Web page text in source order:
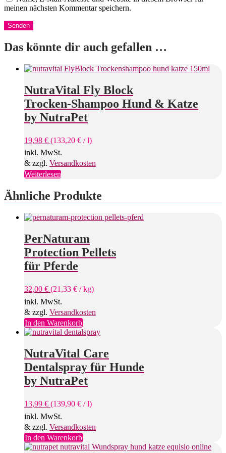
meinen nächsten Kommentar speichern.
Das könnte dir auch gefallen …
NutraVital Fly Block
Trocken-Shampoo Hund & Katze
by NutraPet
19,98 € (133,20 € /l)
inkl. MwSt.
& zzgl. Versandkosten
Weiterlesen
Ähnliche Produkte
PerNaturam
Protection Pellets
für Pferde
32,00 € (21,33 € /kg)
inkl. MwSt.
& zzgl. Versandkosten
In den Warenkorb
NutraVital Care
Dentalspray für Hunde
by NutraPet
13,99 € (139,90 € /l)
inkl. MwSt.
& zzgl. Versandkosten
In den Warenkorb